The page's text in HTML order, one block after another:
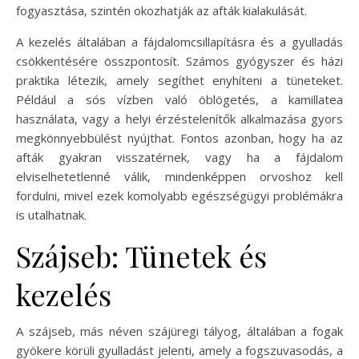
fogyasztása, szintén okozhatják az afták kialakulását.
A kezelés általában a fájdalomcsillapításra és a gyulladás
csökkentésére összpontosít. Számos gyógyszer és házi
praktika létezik, amely segíthet enyhíteni a tüneteket.
Például a sós vízben való öblögetés, a kamillatea
használata, vagy a helyi érzéstelenítők alkalmazása gyors
megkönnyebbülést nyújthat. Fontos azonban, hogy ha az
afták gyakran visszatérnek, vagy ha a fájdalom
elviselhetetlenné válik, mindenképpen orvoshoz kell
fordulni, mivel ezek komolyabb egészségügyi problémákra
is utalhatnak.
Szájseb: Tünetek és
kezelés
A szájseb, más néven szájüregi tályog, általában a fogak
gyökere körüli gyulladást jelenti, amely a fogszuvasodás, a